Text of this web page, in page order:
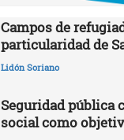
Campos de
particularidad de
Lidón Soriano
Seguridad pública
social como